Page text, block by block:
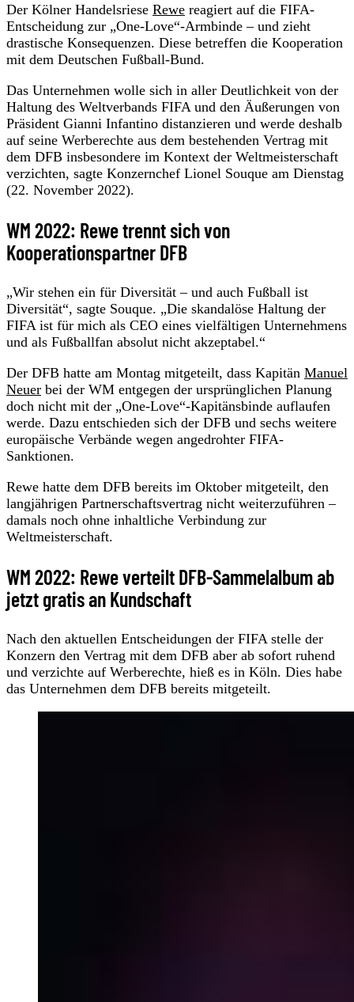
Der Kölner Handelsriese Rewe reagiert auf die FIFA-
Entscheidung zur „One-Love“-Armbinde – und zieht
drastische Konsequenzen. Diese betreffen die Kooperation
mit dem Deutschen Fußball-Bund.
Das Unternehmen wolle sich in aller Deutlichkeit von der
Haltung des Weltverbands FIFA und den Äußerungen von
Präsident Gianni Infantino distanzieren und werde deshalb
auf seine Werberechte aus dem bestehenden Vertrag mit
dem DFB insbesondere im Kontext der Weltmeisterschaft
verzichten, sagte Konzernchef Lionel Souque am Dienstag
(22. November 2022).
WM 2022: Rewe trennt sich von
Kooperationspartner DFB
„Wir stehen ein für Diversität – und auch Fußball ist
Diversität“, sagte Souque. „Die skandalöse Haltung der
FIFA ist für mich als CEO eines vielfältigen Unternehmens
und als Fußballfan absolut nicht akzeptabel.“
Der DFB hatte am Montag mitgeteilt, dass Kapitän Manuel
Neuer bei der WM entgegen der ursprünglichen Planung
doch nicht mit der „One-Love“-Kapitänsbinde auflaufen
werde. Dazu entschieden sich der DFB und sechs weitere
europäische Verbände wegen angedrohter FIFA-
Sanktionen.
Rewe hatte dem DFB bereits im Oktober mitgeteilt, den
langjährigen Partnerschaftsvertrag nicht weiterzuführen –
damals noch ohne inhaltliche Verbindung zur
Weltmeisterschaft.
WM 2022: Rewe verteilt DFB-Sammelalbum ab
jetzt gratis an Kundschaft
Nach den aktuellen Entscheidungen der FIFA stelle der
Konzern den Vertrag mit dem DFB aber ab sofort ruhend
und verzichte auf Werberechte, hieß es in Köln. Dies habe
das Unternehmen dem DFB bereits mitgeteilt.